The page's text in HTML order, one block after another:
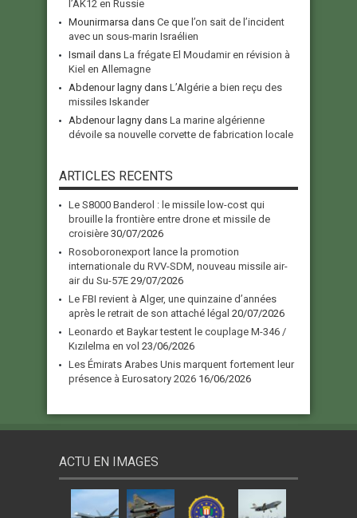
l’AK12 en Russie
Mounirmarsa dans Ce que l’on sait de l’incident
avec un sous-marin Israélien
Ismail dans La frégate El Moudamir en révision à
Kiel en Allemagne
Abdenour lagny dans L’Algérie a bien reçu des
missiles Iskander
Abdenour lagny dans La marine algérienne
dévoile sa nouvelle corvette de fabrication locale
ARTICLES RECENTS
Le S8000 Banderol : le missile low-cost qui
brouille la frontière entre drone et missile de
croisière 30/07/2026
Rosoboronexport lance la promotion
internationale du RVV-SDM, nouveau missile air-
air du Su-57E 29/07/2026
Le FBI revient à Alger, une quinzaine d’années
après le retrait de son attaché légal 20/07/2026
Leonardo et Baykar testent le couplage M-346 /
Kızılelma en vol 23/06/2026
Les Émirats Arabes Unis marquent fortement leur
présence à Eurosatory 2026 16/06/2026
ACTU EN IMAGES